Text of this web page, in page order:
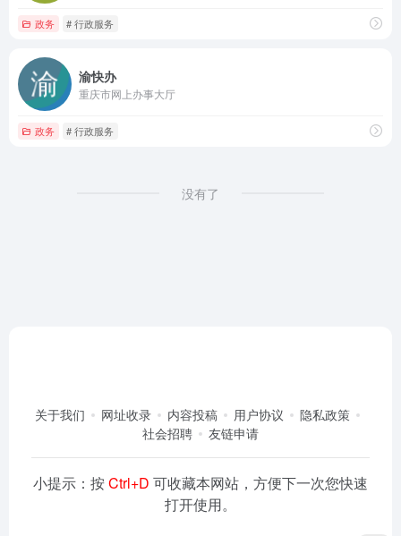
政务 # 行政服务
渝快办
重庆市网上办事大厅
政务 # 行政服务
没有了
关于我们 网址收录 内容投稿 用户协议
隐私政策
社会招聘
友链申请
小提示：按Ctrl+D 可收藏本网站，方便下一次您快速
打开使用。